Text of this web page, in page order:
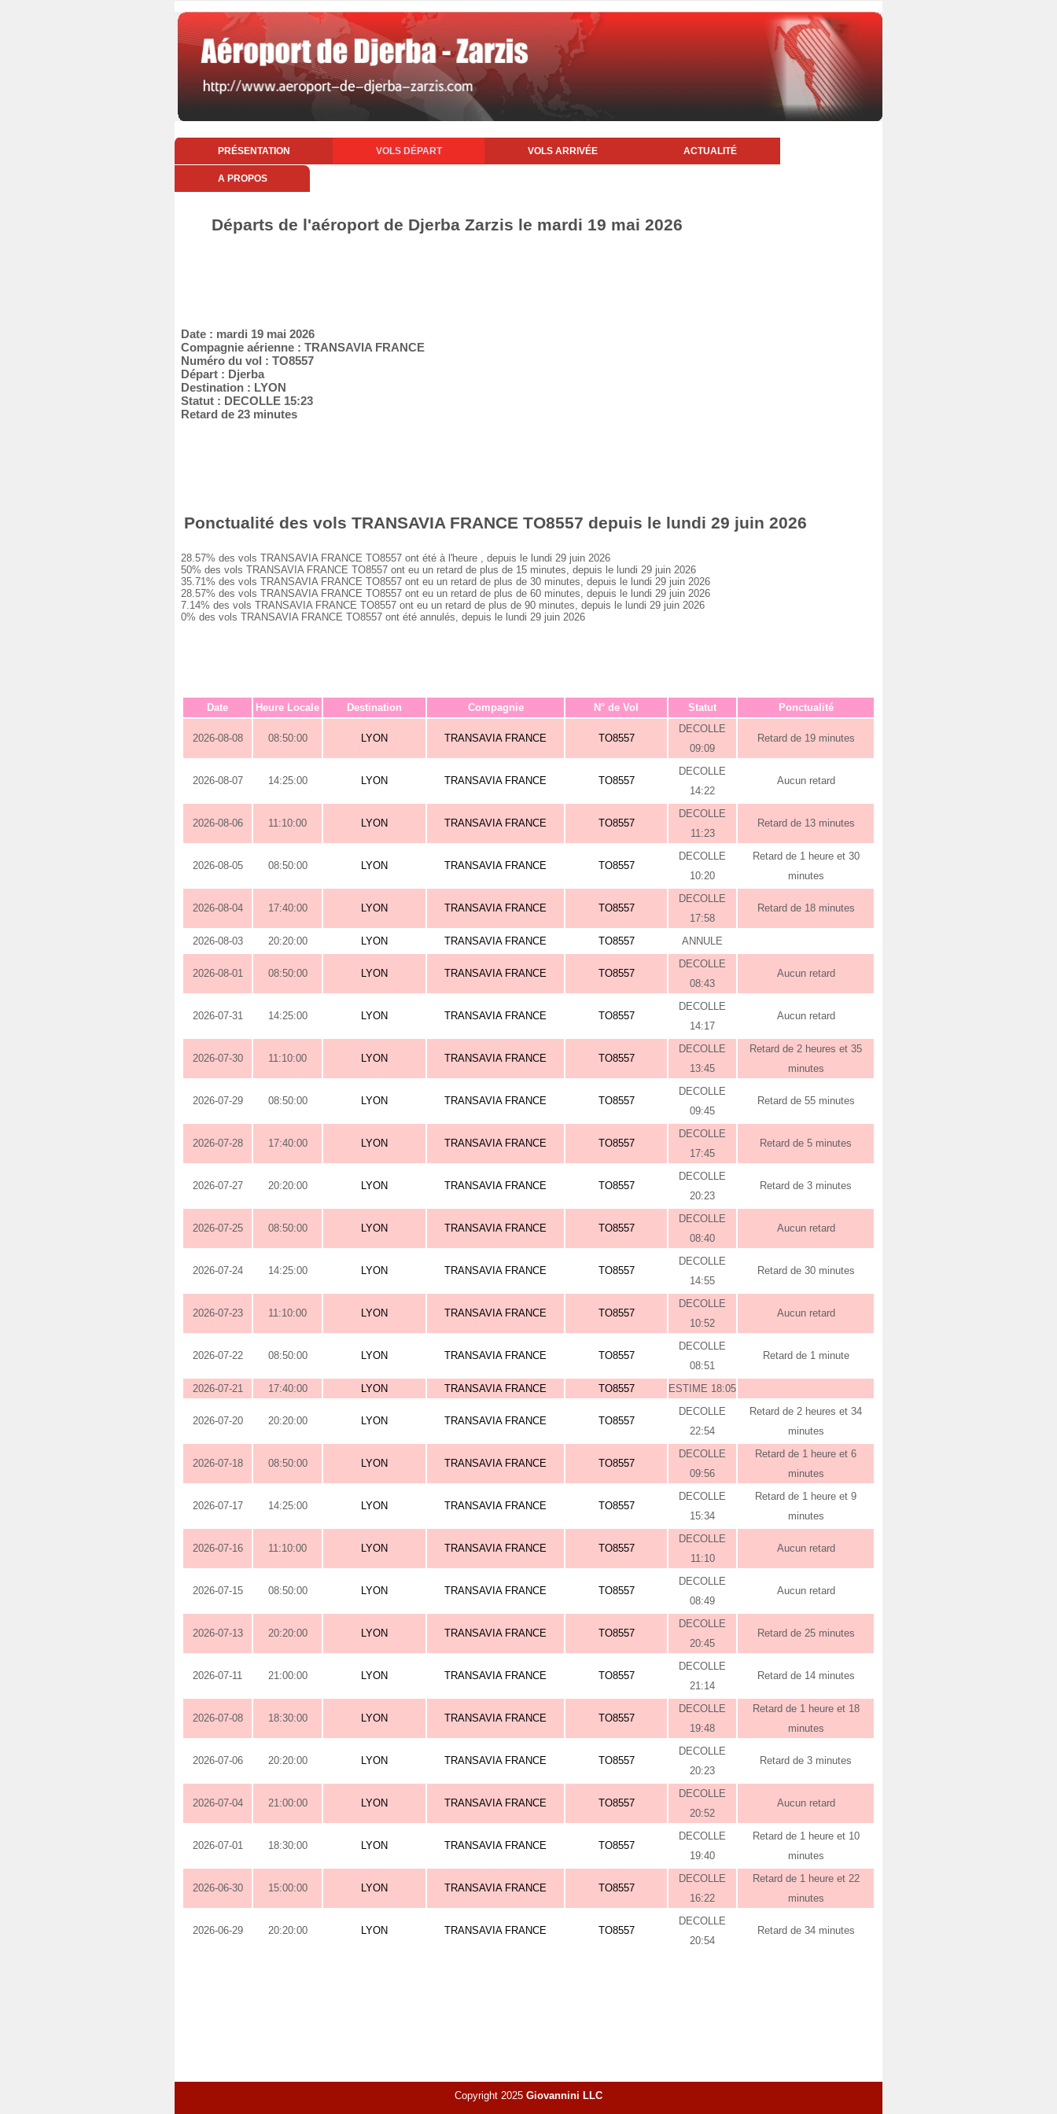
PRÉSENTATION VOLS DÉPART VOLS ARRIVÉE ACTUALITÉ
A PROPOS
Départs de l'aéroport de Djerba Zarzis le mardi 19 mai 2026
Date : mardi 19 mai 2026
Compagnie aérienne : TRANSAVIA FRANCE
Numéro du vol : TO8557
Départ : Djerba
Destination : LYON
Statut : DECOLLE 15:23
Retard de 23 minutes
Ponctualité des vols TRANSAVIA FRANCE TO8557 depuis le lundi 29 juin 2026
28.57% des vols TRANSAVIA FRANCE TO8557 ont été à l'heure , depuis le lundi 29 juin 2026
50% des vols TRANSAVIA FRANCE TO8557 ont eu un retard de plus de 15 minutes, depuis le lundi 29 juin 2026
35.71% des vols TRANSAVIA FRANCE TO8557 ont eu un retard de plus de 30 minutes, depuis le lundi 29 juin 2026
28.57% des vols TRANSAVIA FRANCE TO8557 ont eu un retard de plus de 60 minutes, depuis le lundi 29 juin 2026
7.14% des vols TRANSAVIA FRANCE TO8557 ont eu un retard de plus de 90 minutes, depuis le lundi 29 juin 2026
0% des vols TRANSAVIA FRANCE TO8557 ont été annulés, depuis le lundi 29 juin 2026
Date Heure Locale Destination Compagnie N° de Vol Statut Ponctualité
2026-08-08 08:50:00 LYON TRANSAVIA FRANCE TO8557
DECOLLE
09:09
Retard de 19 minutes
2026-08-07 14:25:00 LYON TRANSAVIA FRANCE TO8557
DECOLLE
14:22
Aucun retard
2026-08-06 11:10:00 LYON TRANSAVIA FRANCE TO8557
DECOLLE
11:23
Retard de 13 minutes
2026-08-05 08:50:00 LYON TRANSAVIA FRANCE TO8557
DECOLLE
10:20
Retard de 1 heure et 30
minutes
2026-08-04 17:40:00 LYON TRANSAVIA FRANCE TO8557
DECOLLE
17:58
Retard de 18 minutes
2026-08-03 20:20:00 LYON TRANSAVIA FRANCE TO8557 ANNULE
2026-08-01 08:50:00 LYON TRANSAVIA FRANCE TO8557
DECOLLE
08:43
Aucun retard
2026-07-31 14:25:00 LYON TRANSAVIA FRANCE TO8557
DECOLLE
14:17
Aucun retard
2026-07-30 11:10:00 LYON TRANSAVIA FRANCE TO8557
DECOLLE
13:45
Retard de 2 heures et 35
minutes
2026-07-29 08:50:00 LYON TRANSAVIA FRANCE TO8557
DECOLLE
09:45
Retard de 55 minutes
2026-07-28 17:40:00 LYON TRANSAVIA FRANCE TO8557
DECOLLE
17:45
Retard de 5 minutes
2026-07-27 20:20:00 LYON TRANSAVIA FRANCE TO8557
DECOLLE
20:23
Retard de 3 minutes
2026-07-25 08:50:00 LYON TRANSAVIA FRANCE TO8557
DECOLLE
08:40
Aucun retard
2026-07-24 14:25:00 LYON TRANSAVIA FRANCE TO8557
DECOLLE
14:55
Retard de 30 minutes
2026-07-23 11:10:00 LYON TRANSAVIA FRANCE TO8557
DECOLLE
10:52
Aucun retard
2026-07-22 08:50:00 LYON TRANSAVIA FRANCE TO8557
DECOLLE
08:51
Retard de 1 minute
2026-07-21 17:40:00 LYON TRANSAVIA FRANCE TO8557 ESTIME 18:05
2026-07-20 20:20:00 LYON TRANSAVIA FRANCE TO8557
DECOLLE
22:54
Retard de 2 heures et 34
minutes
2026-07-18 08:50:00 LYON TRANSAVIA FRANCE TO8557
DECOLLE
09:56
Retard de 1 heure et 6
minutes
2026-07-17 14:25:00 LYON TRANSAVIA FRANCE TO8557
DECOLLE
15:34
Retard de 1 heure et 9
minutes
2026-07-16 11:10:00 LYON TRANSAVIA FRANCE TO8557
DECOLLE
11:10
Aucun retard
2026-07-15 08:50:00 LYON TRANSAVIA FRANCE TO8557
DECOLLE
08:49
Aucun retard
2026-07-13 20:20:00 LYON TRANSAVIA FRANCE TO8557
DECOLLE
20:45
Retard de 25 minutes
2026-07-11 21:00:00 LYON TRANSAVIA FRANCE TO8557
DECOLLE
21:14
Retard de 14 minutes
2026-07-08 18:30:00 LYON TRANSAVIA FRANCE TO8557
DECOLLE
19:48
Retard de 1 heure et 18
minutes
2026-07-06 20:20:00 LYON TRANSAVIA FRANCE TO8557
DECOLLE
20:23
Retard de 3 minutes
2026-07-04 21:00:00 LYON TRANSAVIA FRANCE TO8557
DECOLLE
20:52
Aucun retard
2026-07-01 18:30:00 LYON TRANSAVIA FRANCE TO8557
DECOLLE
19:40
Retard de 1 heure et 10
minutes
2026-06-30 15:00:00 LYON TRANSAVIA FRANCE TO8557
DECOLLE
16:22
Retard de 1 heure et 22
minutes
2026-06-29 20:20:00 LYON TRANSAVIA FRANCE TO8557
DECOLLE
20:54
Retard de 34 minutes
Copyright 2025 Giovannini LLC